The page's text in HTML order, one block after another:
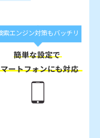
索エンジン対策もバッチリ
簡単な設定で
ートフォンにも対応